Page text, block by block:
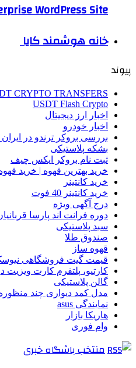
WordPress Site
خانه هوشمند کایا
پیوند
CRYPTO TRANSFERS
USDT Flash Crypto
اخبار ارز دیجیتال
اخبار خودرو
بررسی بروکر ترندو در ایران
بشکه پلاستیکی
ثبت نام بروکر ایکس چیف
خرید بهترین قهوه | خرید
خرید کانتینر
خرید کانتینر 40 فوت
درج آگهی ویژه
دوره فرانت اند پارسا
سبد پلاستیکی
صندوق طلا
قهوه ساز
قیمت گیت فروشگاهی
کارتیو، پلتفرم کارت ویزیت
گالن پلاستیکی
مدل کمد دیواری چند
نمایندگی asus
هاریکا بازار
وام فوری
منتخب باشگاه خبری